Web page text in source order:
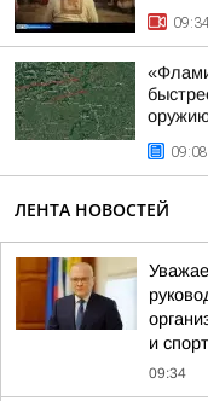
09:08
ЛЕНТА НОВОСТЕЙ
и
09:34